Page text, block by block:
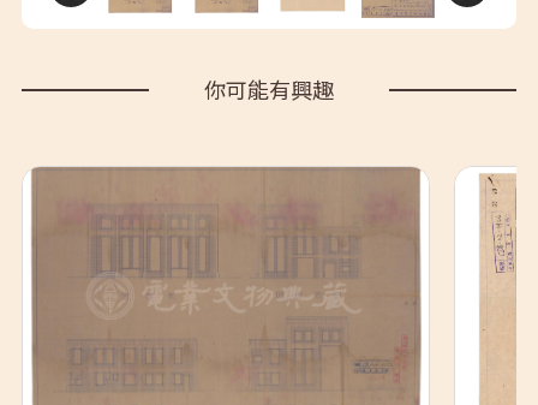
你可能有興趣